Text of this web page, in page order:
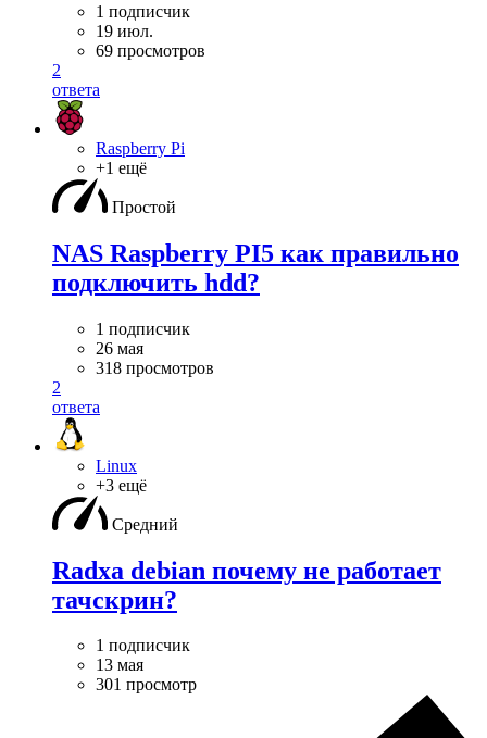
1 подписчик
19 июл.
69 просмотров
2
ответа
Raspberry Pi
+1 ещё
Простой
NAS Raspberry PI5 как правильно
подключить hdd?
1 подписчик
26 мая
318 просмотров
2
ответа
Linux
+3 ещё
Средний
Radxa debian почему не работает
тачскрин?
1 подписчик
13 мая
301 просмотр